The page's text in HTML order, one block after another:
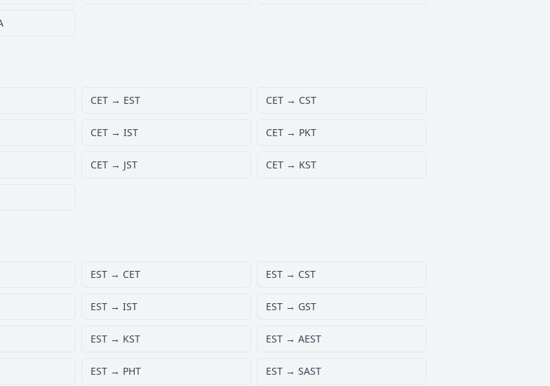
CET → EST CET → CST
CET → IST CET → PKT
CET → JST CET → KST
EST → CET EST → CST
EST → IST EST → GST
EST → KST EST → AEST
EST → PHT EST → SAST